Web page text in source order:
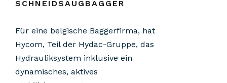
SCHNEIDSAUGBAGGER
Für eine belgische Baggerfirma, hat
Hycom, Teil der Hydac-Gruppe, das
Hydrauliksystem inklusive ein
dynamisches, aktives